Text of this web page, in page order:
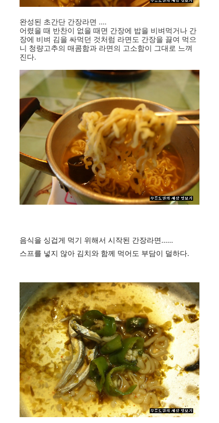
완성된 초간단 간장라면 ....
어렸을 때 반찬이 없을 때면 간장에 밥을 비벼먹거나 간
장에 비벼 김을 싸먹던 것처럼 라면도 간장을 끓여 먹으
니 청량고추의 매콤함과 라면의 고소함이 그대로 느껴
진다.
음식을 싱겁게 먹기 위해서 시작된 간장라면......
스프를 넣지 않아 김치와 함께 먹어도 부담이 덜하다.